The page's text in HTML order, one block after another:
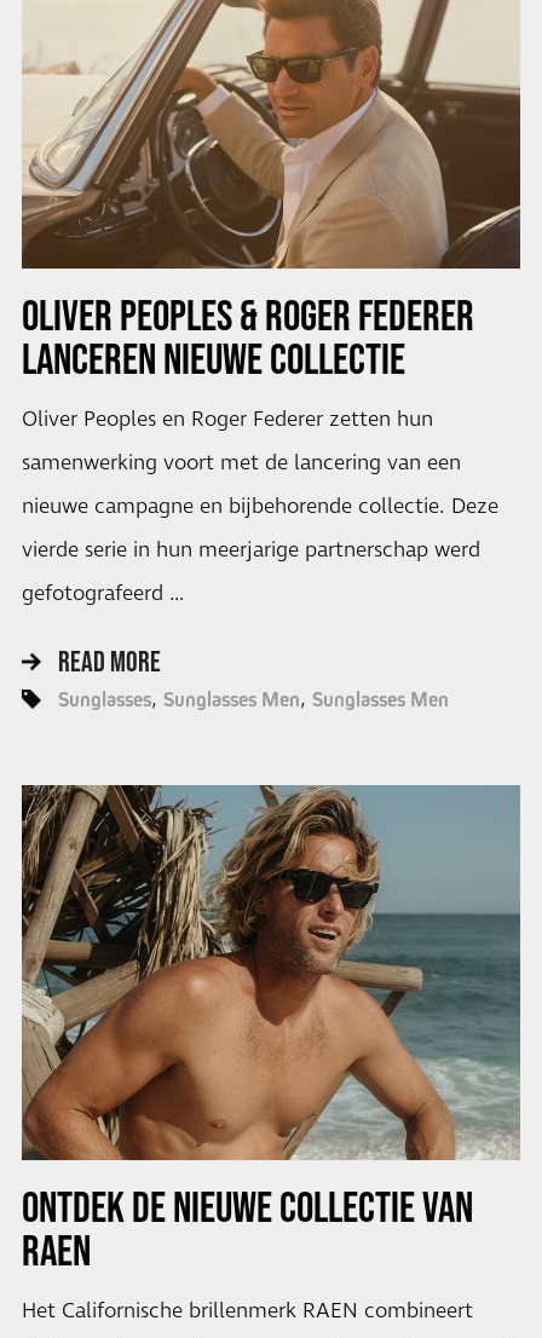
OLIVER PEOPLES & ROGER FEDERER
LANCEREN NIEUWE COLLECTIE
Oliver Peoples en Roger Federer zetten hun
samenwerking voort met de lancering van een
nieuwe campagne en bijbehorende collectie. Deze
vierde serie in hun meerjarige partnerschap werd
gefotografeerd …
READ MORE
Sunglasses Sunglasses Men Sunglasses Men
ONTDEK DE NIEUWE COLLECTIE VAN
RAEN
Het Californische brillenmerk RAEN combineert